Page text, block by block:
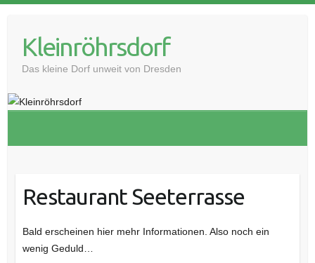
contentKleinröhrsdorf
Das kleine Dorf unweit von Dresden
Restaurant Seeterrasse
Bald erscheinen hier mehr Informationen. Also noch ein
wenig Geduld…